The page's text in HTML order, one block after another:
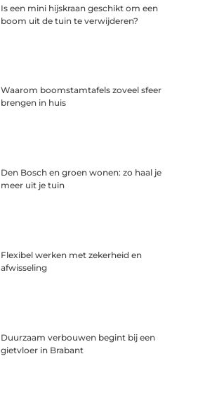
Is een mini hijskraan geschikt om een
boom uit de tuin te verwijderen?
Waarom boomstamtafels zoveel sfeer
brengen in huis
Den Bosch en groen wonen: zo haal je
meer uit je tuin
Flexibel werken met zekerheid en
afwisseling
Duurzaam verbouwen begint bij een
gietvloer in Brabant